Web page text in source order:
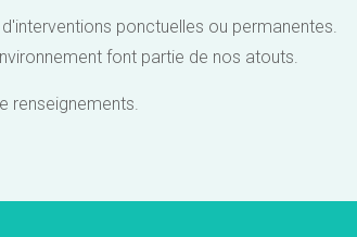
ponctuelles ou permanentes.
font partie de nos atouts.
renseignements.